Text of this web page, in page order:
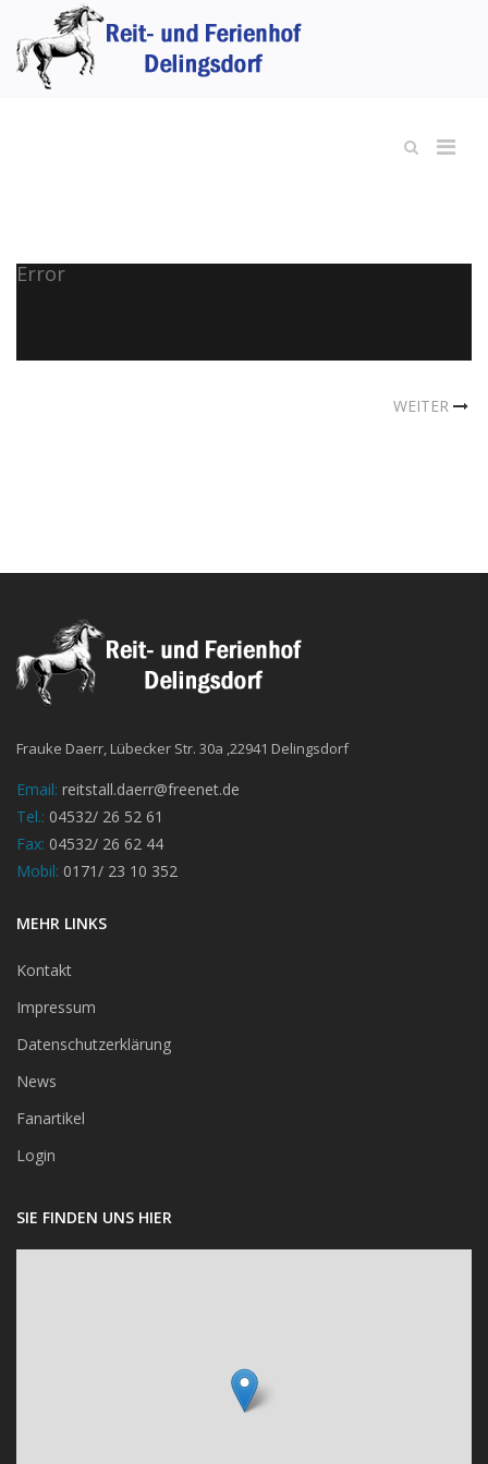
Error
WEITER
Frauke Daerr, Lübecker Str. 30a ,22941 Delingsdorf
Email: reitstall.daerr@freenet.de
Tel.: 04532/ 26 52 61
Fax: 04532/ 26 62 44
Mobil: 0171/ 23 10 352
MEHR LINKS
Kontakt
Impressum
Datenschutzerklärung
News
Fanartikel
Login
SIE FINDEN UNS HIER